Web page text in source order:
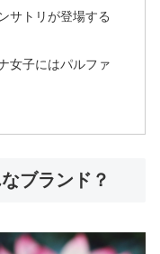
サトリが登場する
女子にはパルファ
ブランド？